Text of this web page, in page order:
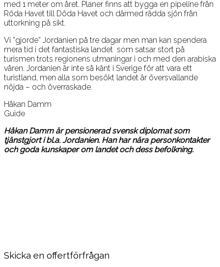
med 1 meter om året. Planer finns att bygga en pipeline från
Röda Havet till Döda Havet och därmed rädda sjön från
uttorkning på sikt.
Vi ”gjorde” Jordanien på tre dagar men man kan spendera
mera tid i det fantastiska landet som satsar stort på
turismen trots regionens utmaningar i och med den arabiska
våren. Jordanien är inte så känt i Sverige för att vara ett
turistland, men alla som besökt landet är översvallande
nöjda – och överraskade.
Håkan Damm
Guide
Håkan Damm är pensionerad svensk diplomat som
tjänstgjort i bl.a. Jordanien. Han har nära personkontakter
och goda kunskaper om landet och dess befolkning.
Skicka en offertförfrågan